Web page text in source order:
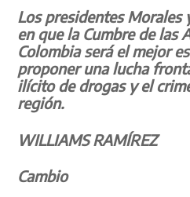
Los presidentes Morales
en que la Cumbre de las
Colombia será el mejor
proponer una lucha
ilícito de drogas y el
región.
WILLIAMS RAMÍREZ
Cambio